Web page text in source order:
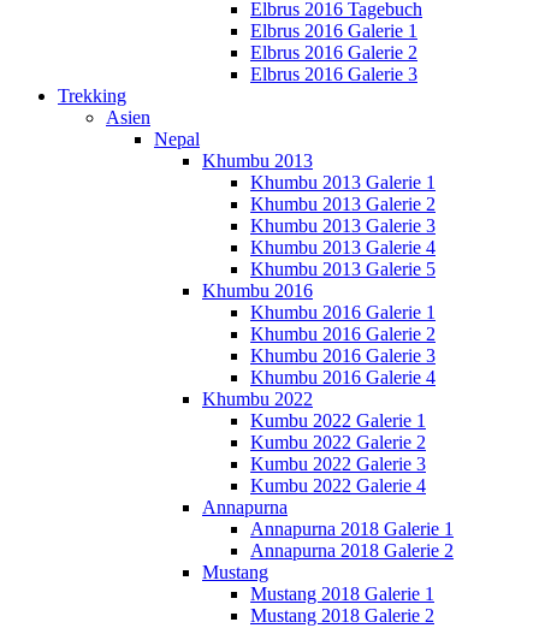
Elbrus 2016 Tagebuch
Elbrus 2016 Galerie 1
Elbrus 2016 Galerie 2
Elbrus 2016 Galerie 3
Trekking
Asien
Nepal
Khumbu 2013
Khumbu 2013 Galerie 1
Khumbu 2013 Galerie 2
Khumbu 2013 Galerie 3
Khumbu 2013 Galerie 4
Khumbu 2013 Galerie 5
Khumbu 2016
Khumbu 2016 Galerie 1
Khumbu 2016 Galerie 2
Khumbu 2016 Galerie 3
Khumbu 2016 Galerie 4
Khumbu 2022
Kumbu 2022 Galerie 1
Kumbu 2022 Galerie 2
Kumbu 2022 Galerie 3
Kumbu 2022 Galerie 4
Annapurna
Annapurna 2018 Galerie 1
Annapurna 2018 Galerie 2
Mustang
Mustang 2018 Galerie 1
Mustang 2018 Galerie 2